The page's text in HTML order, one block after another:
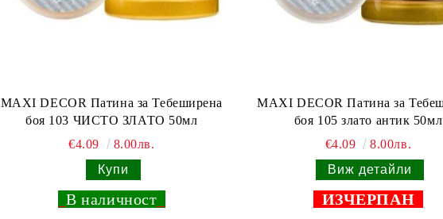
MAXI DECOR Патина за Тебеширена
боя 103 ЧИСТО ЗЛАТО 50мл
€4.09
8.00лв.
_В наличност
MAXI DECOR Патина за
боя 105 злато антик 50мл
€4.09
8.00лв.
Виж детайли
ИЗЧЕРПАН